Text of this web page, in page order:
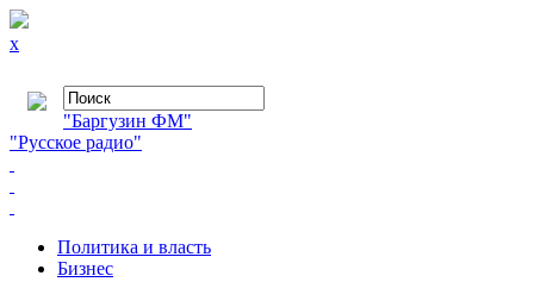
x
"Баргузин ФМ"
"Русское радио"
Политика и власть
Бизнес